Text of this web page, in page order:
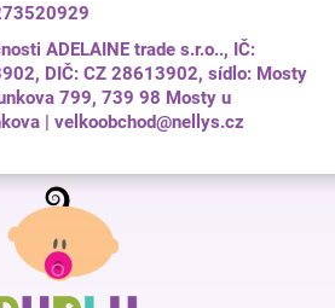
ADELAINE trade s.r.o.., IČ:
DIČ: CZ 28613902, sídlo: Mosty
799, 739 98 Mosty u
| velkoobchod@nellys.cz